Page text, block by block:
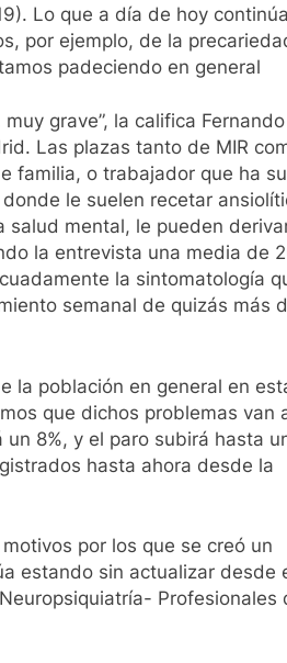
Lo que a día de hoy
por ejemplo, de la
padeciendo en general
grave”, la califica Fernando
Las plazas tanto de MIR
familia, o trabajador que ha
le suelen recetar
mental, le pueden
la entrevista una media de
la sintomatología
semanal de quizás más
la población en general en
que dichos problemas van
8%, y el paro subirá hasta
hasta ahora desde la
por los que se creó un
estando sin actualizar desde
Profesionales